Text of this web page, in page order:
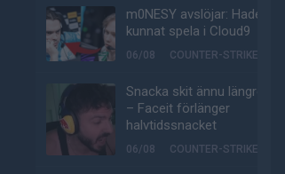
m0NESY avslöjar: Hade
kunnat spela i Cloud9
06/08 COUNTER-STRIKE
Snacka skit ännu längre
– Faceit förlänger
halvtidssnacket
06/08 COUNTER-STRIKE